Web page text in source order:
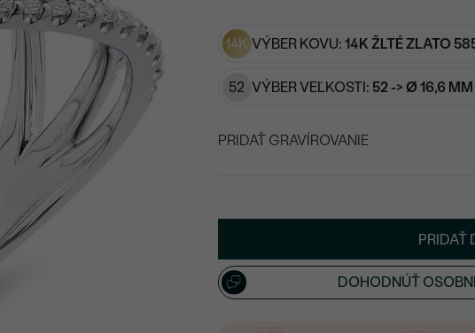
14K VÝBER KOVU: 14K ŽLTÉ ZLATO
52 VÝBER VEĽKOSTI: 52 -> Ø 16,6 MM
PRIDAŤ GRAVÍROVANIE
Napíšte iniciály/text
PRIDAŤ
DOHODNÚŤ